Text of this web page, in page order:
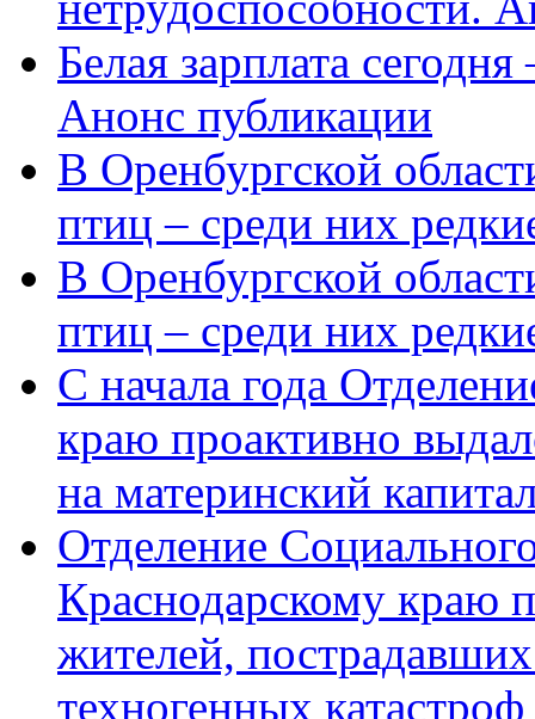
Белая зарплата
Анонс публикации
В Оренбургской
птиц – среди них
В Оренбургской
птиц – среди них
С начала года
краю проактивно
на материнский
Отделение
Краснодарскому краю
жителей,
техногенных катастроф